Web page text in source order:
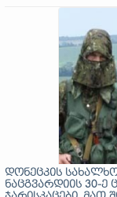
დონეცკის
ნაცგვარდიის 30-ე